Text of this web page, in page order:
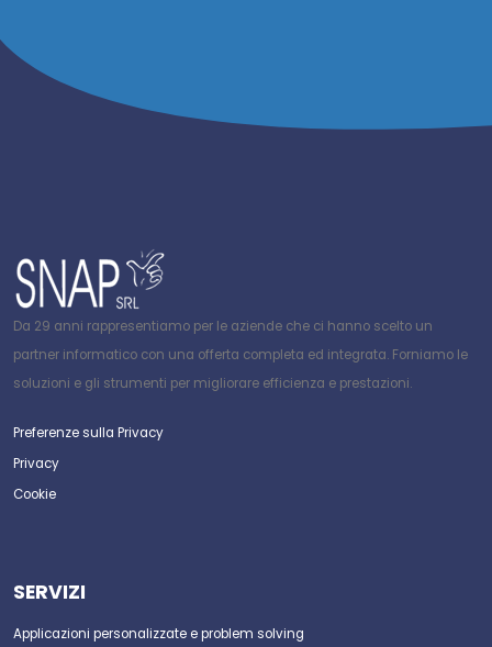
Da 29 anni rappresentiamo per le aziende che ci hanno scelto un
partner informatico con una offerta completa ed integrata. Forniamo le
soluzioni e gli strumenti per migliorare efficienza e prestazioni.
Preferenze sulla Privacy
Privacy
Cookie
SERVIZI
Applicazioni personalizzate e problem solving